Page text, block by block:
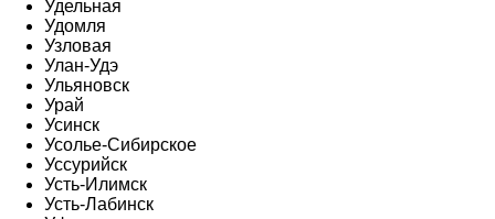
Удельная
Удомля
Узловая
Улан-Удэ
Ульяновск
Урай
Усинск
Усолье-Сибирское
Уссурийск
Усть-Илимск
Усть-Лабинск